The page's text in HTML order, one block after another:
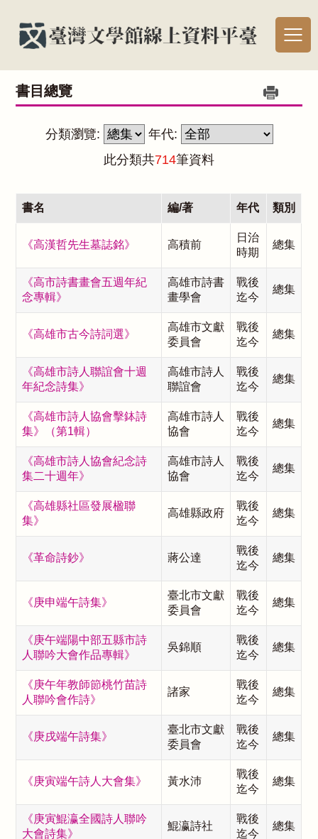
書目總覽
分類瀏覽:
年代:
此分類共714筆資料
書名 編/著 年代 類別
《高漢哲先生墓誌銘》 高積前
日治
時期
總集
《高市詩書畫會五週年紀
念專輯》
高雄市詩書
畫學會
戰後
迄今
總集
《高雄市古今詩詞選》
高雄市文獻
委員會
戰後
迄今
總集
《高雄市詩人聯誼會十週
年紀念詩集》
高雄市詩人
聯誼會
戰後
迄今
總集
《高雄市詩人協會擊鉢詩
集》（第1輯）
高雄市詩人
協會
戰後
迄今
總集
《高雄市詩人協會紀念詩
集二十週年》
高雄市詩人
協會
戰後
迄今
總集
《高雄縣社區發展楹聯
集》
高雄縣政府
戰後
迄今
總集
《革命詩鈔》 蔣公達
戰後
迄今
總集
《庚申端午詩集》
臺北市文獻
委員會
戰後
迄今
總集
《庚午端陽中部五縣市詩
人聯吟大會作品專輯》
吳錦順
戰後
迄今
總集
《庚午年教師節桃竹苗詩
人聯吟會作詩》
諸家
戰後
迄今
總集
《庚戌端午詩集》
臺北市文獻
委員會
戰後
迄今
總集
《庚寅端午詩人大會集》 黃水沛
戰後
迄今
總集
《庚寅鯤瀛全國詩人聯吟
大會詩集》
鯤瀛詩社
戰後
迄今
總集